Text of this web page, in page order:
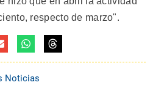
respecto de marzo".
Noticias